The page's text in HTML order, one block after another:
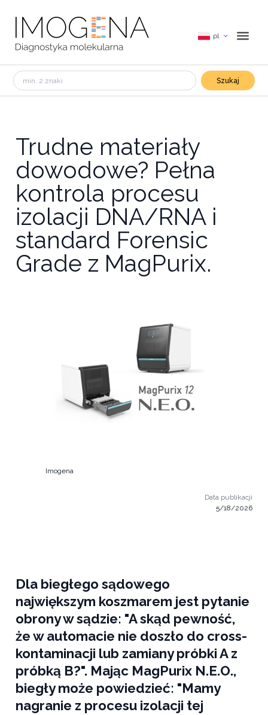
pl
Szukaj
Trudne materiały
dowodowe? Pełna
kontrola procesu
izolacji DNA/RNA i
standard Forensic
Grade z MagPurix.
Imogena
Data publikacji
5/18/2026
Dla biegłego sądowego
największym koszmarem jest pytanie
obrony w sądzie: "A skąd pewność,
że w automacie nie doszło do cross-
kontaminacji lub zamiany próbki A z
próbką B?". Mając MagPurix N.E.O.,
biegły może powiedzieć: "Mamy
nagranie z procesu izolacji tej